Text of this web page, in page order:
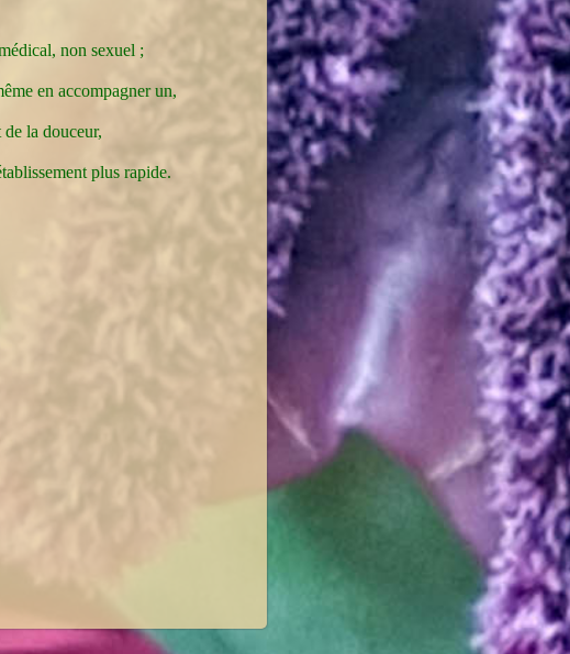
non sexuel ;
en accompagner un,
la douceur,
plus rapide.